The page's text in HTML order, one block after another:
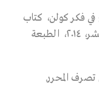
في فكر كولن، كتاب
مشترك، ص: ٤٨-٦٢، دار النيل للطباعة والنشر، ٢٠١٤، الطبعة
تصرف المحرر.